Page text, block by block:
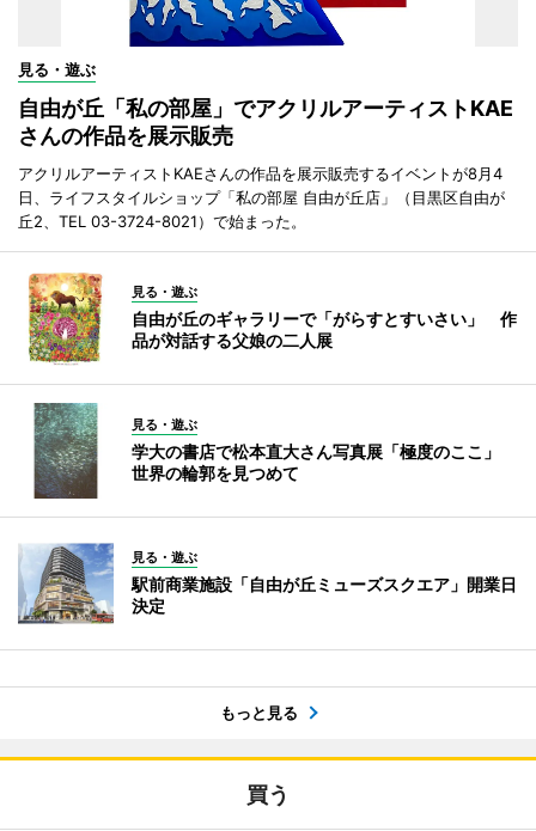
見る・遊ぶ
自由が丘「私の部屋」でアクリルアーティストKAE
さんの作品を展示販売
アクリルアーティストKAEさんの作品を展示販売するイベントが8月4
日、ライフスタイルショップ「私の部屋 自由が丘店」（目黒区自由が
丘2、TEL 03-3724-8021）で始まった。
見る・遊ぶ
自由が丘のギャラリーで「がらすとすいさい」 作
品が対話する父娘の二人展
見る・遊ぶ
学大の書店で松本直大さん写真展「極度のここ」
世界の輪郭を見つめて
見る・遊ぶ
駅前商業施設「自由が丘ミューズスクエア」開業日
決定
もっと見る
買う